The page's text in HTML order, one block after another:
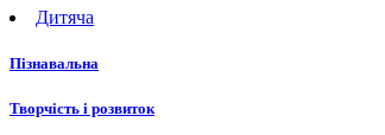
Дитяча
Пізнавальна
Творчість і розвиток